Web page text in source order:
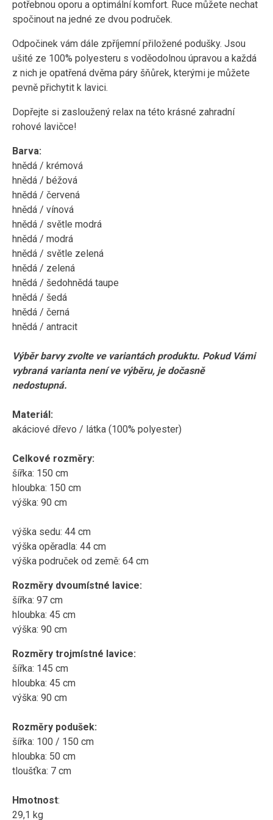
potřebnou oporu a optimální komfort. Ruce můžete nechat
spočinout na jedné ze dvou područek.
Odpočinek vám dále zpříjemní přiložené podušky. Jsou
ušité ze 100% polyesteru s voděodolnou úpravou a každá
z nich je opatřená dvěma páry šňůrek, kterými je můžete
pevně přichytit k lavici.
Dopřejte si zasloužený relax na této krásné zahradní
rohové lavičce!
Barva:
hnědá / krémová
hnědá / béžová
hnědá / červená
hnědá / vínová
hnědá / světle modrá
hnědá / modrá
hnědá / světle zelená
hnědá / zelená
hnědá / šedohnědá taupe
hnědá / šedá
hnědá / černá
hnědá / antracit
Výběr barvy zvolte ve variantách produktu. Pokud Vámi
vybraná varianta není ve výběru, je dočasně
nedostupná.
Materiál:
akáciové dřevo / látka (100% polyester)
Celkové rozměry:
šířka: 150 cm
hloubka: 150 cm
výška: 90 cm
výška sedu: 44 cm
výška opěradla: 44 cm
výška područek od země: 64 cm
Rozměry dvoumístné lavice:
šířka: 97 cm
hloubka: 45 cm
výška: 90 cm
Rozměry trojmístné lavice:
šířka: 145 cm
hloubka: 45 cm
výška: 90 cm
Rozměry podušek:
šířka: 100 / 150 cm
hloubka: 50 cm
tloušťka: 7 cm
Hmotnost:
29,1 kg